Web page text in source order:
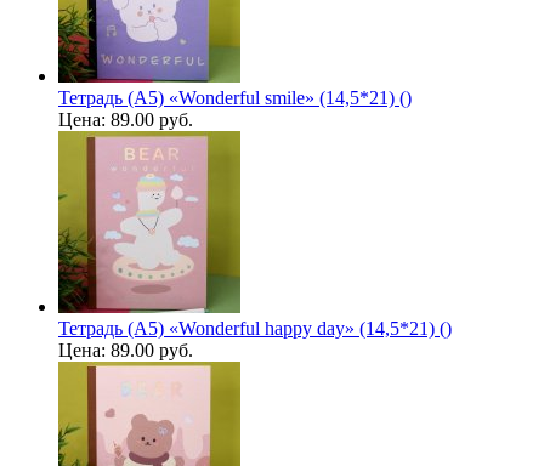
Тетрадь (A5) «Wonderful smile» (14,5*21) ()
Цена: 89.00 руб.
Тетрадь (A5) «Wonderful happy day» (14,5*21) ()
Цена: 89.00 руб.